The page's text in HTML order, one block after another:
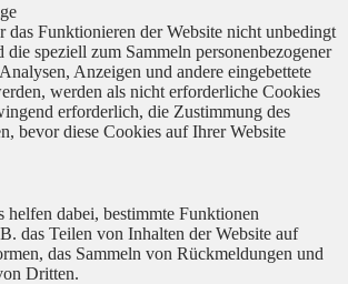
das Funktionieren der Website nicht unbedingt
speziell zum Sammeln personenbezogener
Anzeigen und andere eingebettete
werden als nicht erforderliche Cookies
erforderlich, die Zustimmung des
bevor diese Cookies auf Ihrer Website
helfen dabei, bestimmte Funktionen
das Teilen von Inhalten der Website auf
das Sammeln von Rückmeldungen und
Dritten.